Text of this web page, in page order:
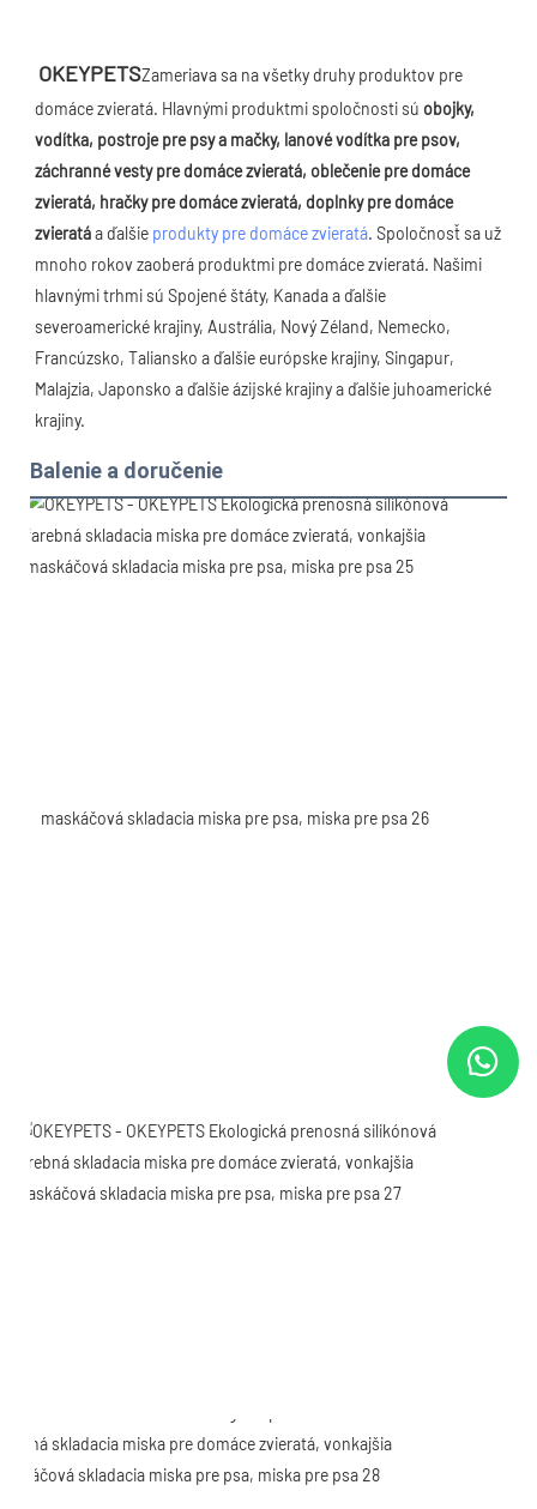
OKEYPETSZameriava sa na všetky druhy produktov pre
domáce zvieratá. Hlavnými produktmi spoločnosti sú obojky,
vodítka, postroje pre psy a mačky, lanové vodítka pre psov,
záchranné vesty pre domáce zvieratá, oblečenie pre domáce
zvieratá, hračky pre domáce zvieratá, doplnky pre domáce
zvieratá a ďalšie produkty pre domáce zvieratá. Spoločnosť sa už
mnoho rokov zaoberá produktmi pre domáce zvieratá. Našimi
hlavnými trhmi sú Spojené štáty, Kanada a ďalšie
severoamerické krajiny, Austrália, Nový Zéland, Nemecko,
Francúzsko, Taliansko a ďalšie európske krajiny, Singapur,
Malajzia, Japonsko a ďalšie ázijské krajiny a ďalšie juhoamerické
krajiny.
Balenie a doručenie